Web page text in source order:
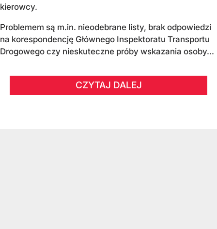
kierowcy.
Problemem są m.in. nieodebrane listy, brak odpowiedzi
na korespondencję Głównego Inspektoratu Transportu
Drogowego czy nieskuteczne próby wskazania osoby...
CZYTAJ DALEJ